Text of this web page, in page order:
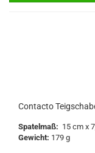
Contacto
Spatelmaß: 15 cm x
Gewicht: 179 g